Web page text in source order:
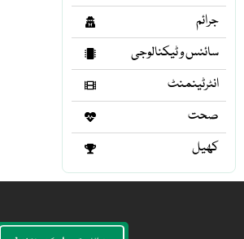
جرائم
سائنس و ٹیکنالوجی
انٹرٹینمنٹ
صحت
کھیل